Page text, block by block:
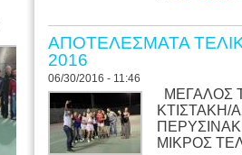
ΑΠΟΤΕΛΕΣΜΑΤΑ
2016
06/30/2016 - 11:46
ΜΕΓΑΛΟΣ
ΚΤΙΣΤΑΚΗ/
ΜΙΚΡΟΣ